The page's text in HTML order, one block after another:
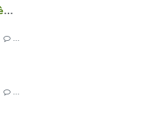
Glossaire de biologie et de géologie - 3ème édition